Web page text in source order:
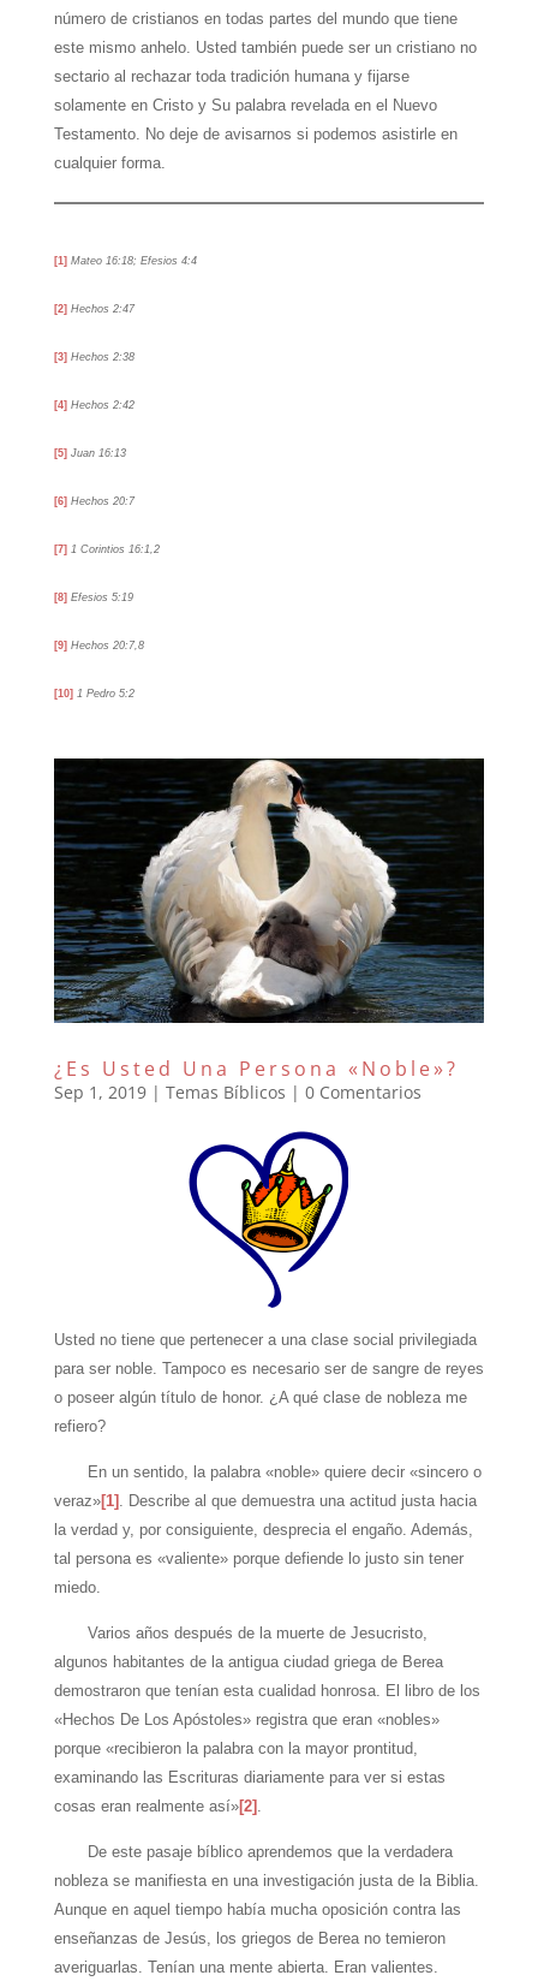
número de cristianos en todas partes del mundo que tiene
este mismo anhelo. Usted también puede ser un cristiano no
sectario al rechazar toda tradición humana y fijarse
solamente en Cristo y Su palabra revelada en el Nuevo
Testamento. No deje de avisarnos si podemos asistirle en
cualquier forma.
[1] Mateo 16:18; Efesios 4:4
[2] Hechos 2:47
[3] Hechos 2:38
[4] Hechos 2:42
[5] Juan 16:13
[6] Hechos 20:7
[7] 1 Corintios 16:1,2
[8] Efesios 5:19
[9] Hechos 20:7,8
[10] 1 Pedro 5:2
¿Es Usted Una Persona «Noble»?
Sep 1, 2019| Temas Bíblicos | 0 Comentarios
Usted no tiene que pertenecer a una clase social privilegiada
para ser noble. Tampoco es necesario ser de sangre de reyes
o poseer algún título de honor. ¿A qué clase de nobleza me
refiero?
En un sentido, la palabra «noble» quiere decir «sincero o
veraz»[1]
. Describe al que demuestra una actitud justa hacia
la verdad y, por consiguiente, desprecia el engaño. Además,
tal persona es «valiente» porque defiende lo justo sin tener
miedo.
Varios años después de la muerte de Jesucristo,
algunos habitantes de la antigua ciudad griega de Berea
demostraron que tenían esta cualidad honrosa. El libro de los
«Hechos De Los Apóstoles» registra que eran «nobles»
porque «recibieron la palabra con la mayor prontitud,
examinando las Escrituras diariamente para ver si estas
cosas eran realmente así»[2]
De este pasaje bíblico aprendemos que la verdadera
nobleza se manifiesta en una investigación justa de la Biblia.
Aunque en aquel tiempo había mucha oposición contra las
enseñanzas de Jesús, los griegos de Berea no temieron
averiguarlas. Tenían una mente abierta. Eran valientes.